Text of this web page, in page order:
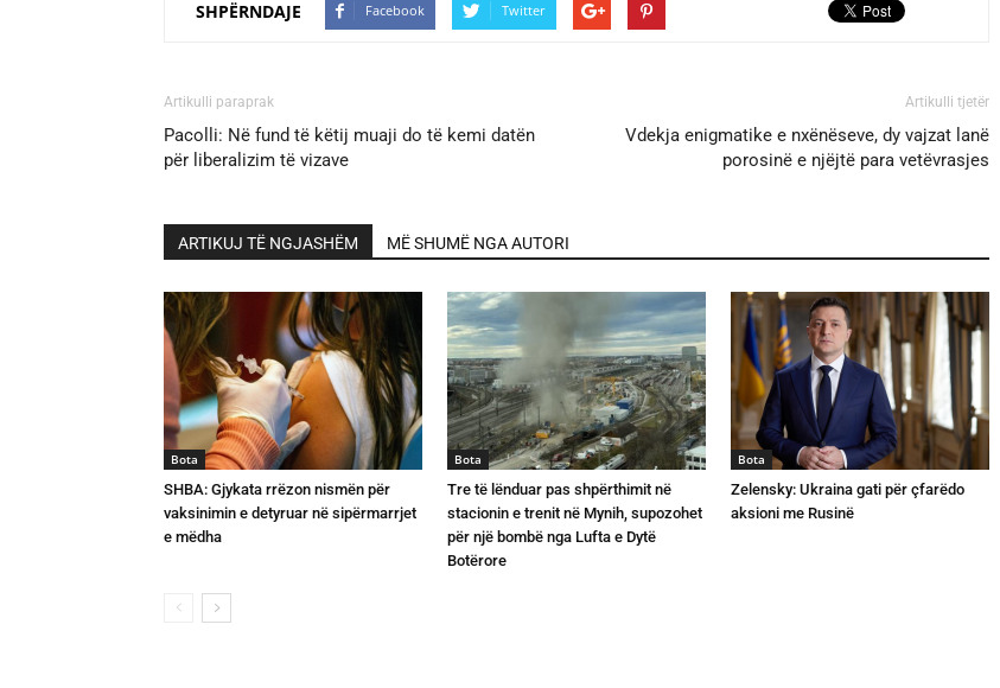
SHPËRNDAJE Facebook Twitter
Artikulli paraprak
Pacolli: Në fund të këtij muaji do të kemi datën
për liberalizim të vizave
Artikulli tjetër
Vdekja enigmatike e nxënëseve, dy vajzat lanë
porosinë e njëjtë para vetëvrasjes
ARTIKUJ TË NGJASHËM MË SHUMË NGA AUTORI
Bota
SHBA: Gjykata rrëzon nismën për
vaksinimin e detyruar në sipërmarrjet
e mëdha
Bota
Tre të lënduar pas shpërthimit në
stacionin e trenit në Mynih, supozohet
për një bombë nga Lufta e Dytë
Botërore
Bota
Zelensky: Ukraina gati për çfarëdo
aksioni me Rusinë